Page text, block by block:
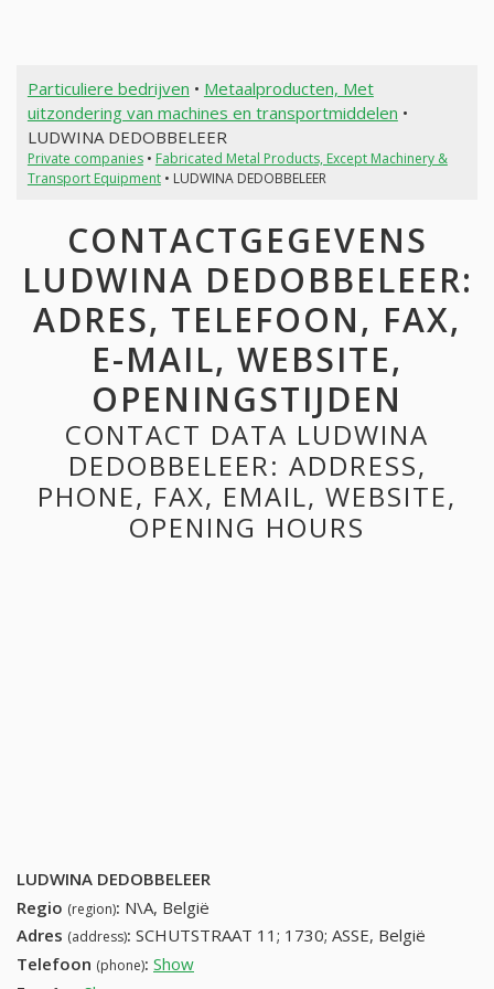
Particuliere bedrijven • Metaalproducten, Met
uitzondering van machines en transportmiddelen •
LUDWINA DEDOBBELEER
Private companies• Fabricated Metal Products, Except Machinery &
Transport Equipment• LUDWINA DEDOBBELEER
CONTACTGEGEVENS
LUDWINA DEDOBBELEER:
ADRES, TELEFOON, FAX,
E-MAIL, WEBSITE,
OPENINGSTIJDEN
CONTACT DATA LUDWINA
DEDOBBELEER: ADDRESS,
PHONE, FAX, EMAIL, WEBSITE,
OPENING HOURS
LUDWINA DEDOBBELEER
Regio (region): N\A, België
Adres (address): SCHUTSTRAAT 11; 1730; ASSE, België
Telefoon (phone): Show